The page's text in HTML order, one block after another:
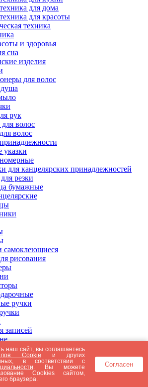
для дома
для красоты
техника
и здоровья
сна
изделия
для волос
рук
волос
волос
указки
для канцелярских принадлежностей
резки
бумажные
самоклеющиеся
рисования
ручки
записей
5000 рублей
5000 рублей
3000 рублей
2000 рублей
1000 рублей
наш сайт, вы соглашаетесь
Cookie и других
в соответствии с
. Вы можете
Cookies сайтом,
браузера.
Согласен